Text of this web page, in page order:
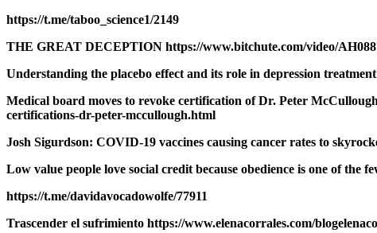
https://t.me/taboo_science1/2149
THE GREAT DECEPTION https://www.bitchute.com/video/
Understanding the placebo effect and its role in depression
Medical board moves to revoke certification of Dr. Peter
certifications-dr-peter-mccullough.html
Josh Sigurdson: COVID-19 vaccines causing cancer rates to
Low value people love social credit because obedience is one of the
https://t.me/davidavocadowolfe/77911
Trascender el sufrimiento https://www.elenacorrales.com/